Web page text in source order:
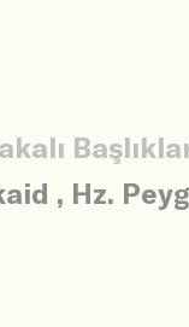
, Hz.